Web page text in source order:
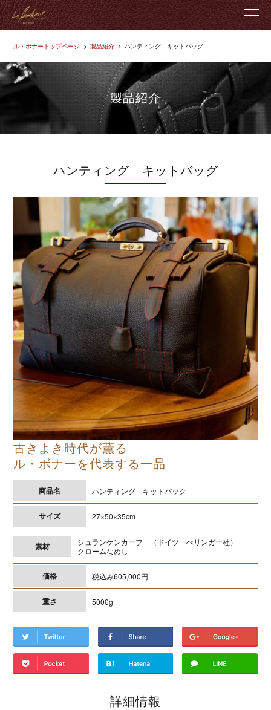
ル・ボナートップページ 製品紹介 ハンティング キットバッグ
製品紹介
ハンティング キットバッグ
古きよき時代が薫る
ル・ボナーを代表する一品
商品名 ハンティング キットバック
サイズ 27×50×35cm
素材
シュランケンカーフ （ドイツ ぺリンガー社）
クロームなめし
価格 税込み605,000円
重さ 5000g
詳細情報
ル・ボナーとは
製品紹介
革のこだわり
ブログ
お問い合わせ